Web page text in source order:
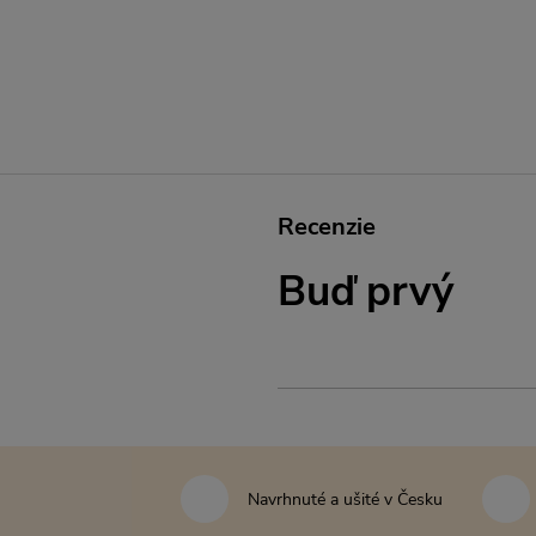
Recenzie
Buď prvý
Navrhnuté a ušité v Česku